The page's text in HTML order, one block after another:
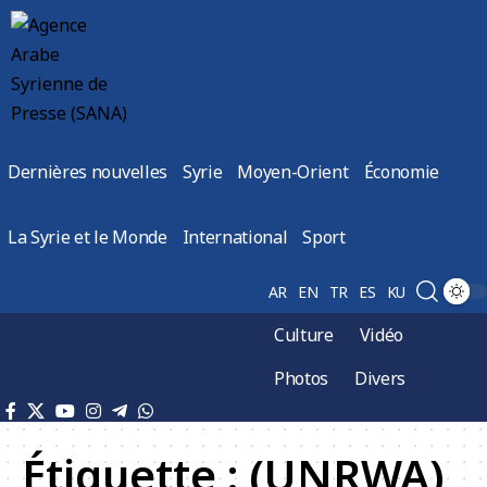
Dernières nouvelles Syrie Moyen-Orient Économie
La Syrie et le Monde International Sport
AR EN TR ES KU
Culture
Vidéo
Photos
Divers
Étiquette : (UNRWA)